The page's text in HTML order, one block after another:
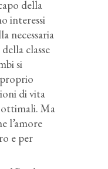
della
interessi
necessaria
classe
si
di vita
ottimali. Ma
l’amore
e per